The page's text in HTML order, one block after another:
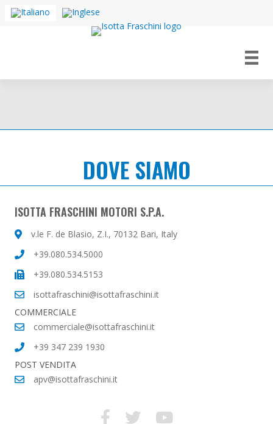
DOVE SIAMO
ISOTTA FRASCHINI MOTORI S.P.A.
v.le F. de Blasio, Z.I., 70132 Bari, Italy
+39.080.534.5000
+39.080.534.5153
isottafraschini@isottafraschini.it
COMMERCIALE
commerciale@isottafraschini.it
+39 347 239 1930
POST VENDITA
apv@isottafraschini.it